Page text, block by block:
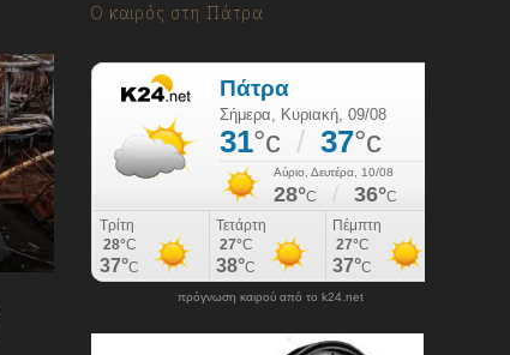
Ο καιρός στη Πάτρα
πρόγνωση καιρού από το k24.net